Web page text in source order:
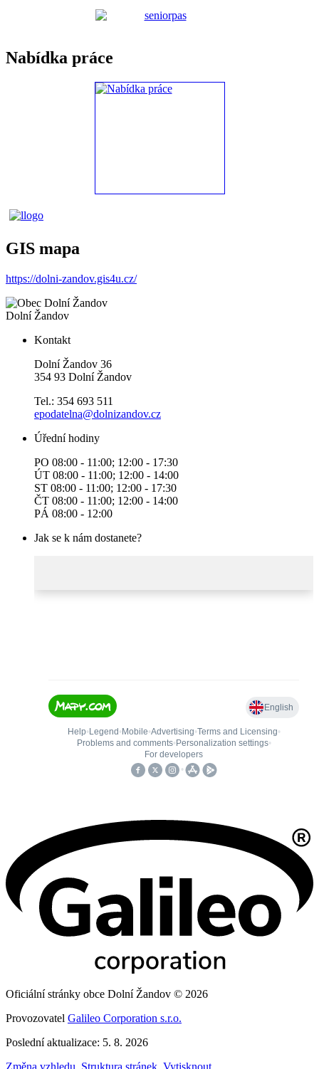
Nabídka práce
GIS mapa
https://dolni-zandov.gis4u.cz/
Dolní Žandov
Kontakt
Dolní Žandov 36
354 93 Dolní Žandov
Tel.: 354 693 511
epodatelna@dolnizandov.cz
Úřední hodiny
PO 08:00 - 11:00; 12:00 - 17:30
ÚT 08:00 - 11:00; 12:00 - 14:00
ST 08:00 - 11:00; 12:00 - 17:30
ČT 08:00 - 11:00; 12:00 - 14:00
PÁ 08:00 - 12:00
Jak se k nám dostanete?
Oficiální stránky obce Dolní Žandov © 2026
Provozovatel Galileo Corporation s.r.o.
Poslední aktualizace: 5. 8. 2026